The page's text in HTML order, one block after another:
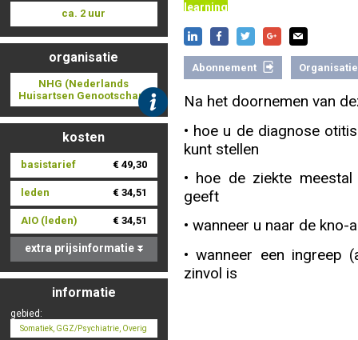
Nascholingen op aanvraag (in-company)
Nascholing aanmelden
Zoek op kaart
Registreren
ca. 2 uur
organisatie
NHG (Nederlands
Huisartsen Genootschap)
kosten
basistarief € 49,30
leden € 34,51
AIO (leden) € 34,51
extra prijsinformatie
informatie
gebied:
Somatiek, GGZ/Psychiatrie, Overig
learning
Abonnement Organisatie
Na het doornemen van
• hoe u de diagnose
kunt stellen
• hoe de ziekte
geeft
• wanneer u naar de
• wanneer een ingreep
zinvol is